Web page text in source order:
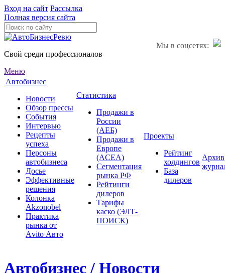
Вход на сайт Рассылка
Полная версия сайта
Мы в соцсетях:
Свой среди профессионалов
Меню
Автобизнес
Новости
Обзор прессы
События
Интервью
Рецепты
успеха
Персоны
автобизнеса
Досье
Эффективные
решения
Колонка
Akzonobel
Практика
рынка от
Аvito Авто
Статистика
Продажи в
России
(АЕБ)
Продажи в
Европе
(ACEA)
Сегментация
рынка РФ
Рейтинги
дилеров
Тарифы
каско (ЭЛТ-
ПОИСК)
Проекты
Рейтинг
холдингов
База
дилеров
Архив
Автобизнес / Новости